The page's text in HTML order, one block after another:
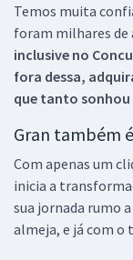
Temos muita
foram milhares de
inclusive no
fora dessa,
que tanto
Gran também
Com apenas um
inicia a
sua jornada rumo
almeja, e já com o